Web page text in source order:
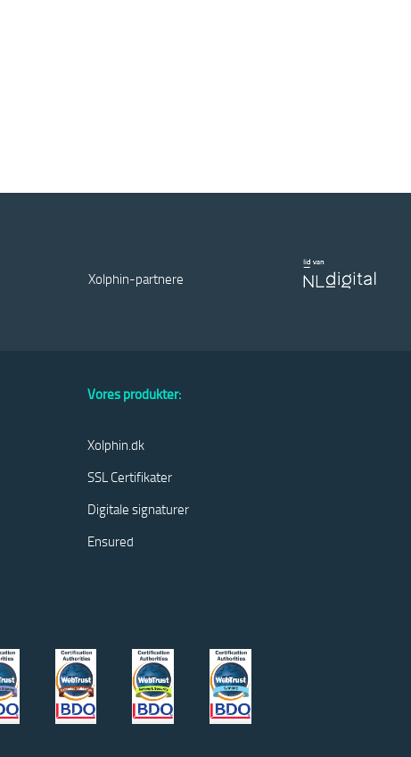
Xolphin-partnere
Vores produkter:
Xolphin.dk
SSL Certifikater
Digitale signaturer
Ensured